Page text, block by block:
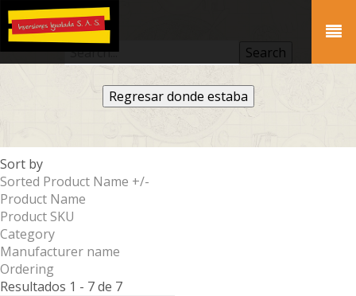
Regresar donde estaba
Sort by
Sorted Product Name +/-
Product Name
Product SKU
Category
Manufacturer name
Ordering
Resultados 1 - 7 de 7